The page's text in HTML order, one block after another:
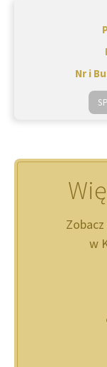
Nr i
w